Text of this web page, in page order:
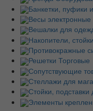
Банкетки, пуфики
Весы электронные
Вешалки для
Накопители,
Противокражные
Решетки Торговые
Сопутствующие
Стеллажи для
Стойки, подставки
Элементы